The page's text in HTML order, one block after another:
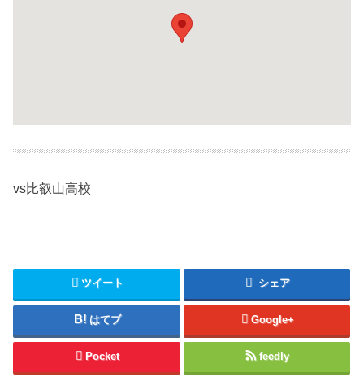
vs比叡山高校
ツイート シェア
はてブ Google+
Pocket feedly